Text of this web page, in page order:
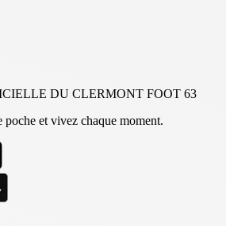
DU CLERMONT FOOT 63
et vivez chaque moment.